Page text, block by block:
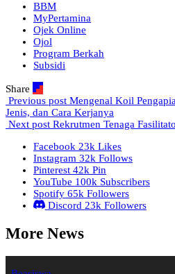
BBM
MyPertamina
Ojek Online
Ojol
Program Berkah
Subsidi
Share
Previous post Mengenal Koil
Jenis, dan Cara Kerjanya
Next post Rekrutmen Tenaga
Facebook 23k Likes
Instagram 32k Follows
Pinterest 42k Pin
YouTube 100k Subscribers
Spotify 65k Followers
Discord 23k Followers
More News